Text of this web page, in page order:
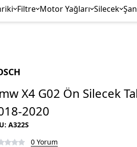
Filtre Motor Yağları Silecek
X4 G02 Ön Silecek
2020
: A322S
0 Yorum